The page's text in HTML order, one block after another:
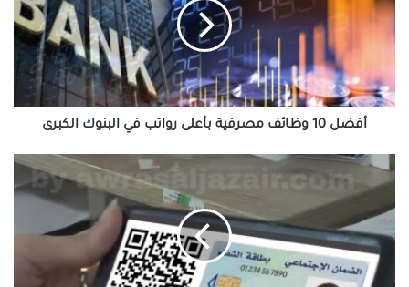
مصرفية
رواتب
في
البنوك
الكبرى
أفضل 10 وظائف مصرفية بأعلى رواتب في البنوك الكبرى
كيفية
حماية
الضمان
الاجتماعي
الخاص